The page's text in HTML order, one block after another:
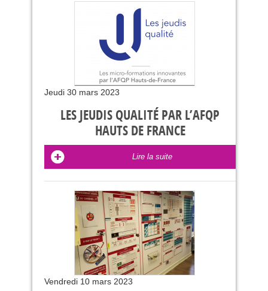
Jeudi 30 mars 2023
LES JEUDIS QUALITÉ PAR L’AFQP
HAUTS DE FRANCE
Lire la suite
Vendredi 10 mars 2023